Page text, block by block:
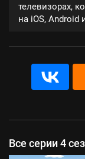
телевизорах,
на iOS, Android
Все серии 4